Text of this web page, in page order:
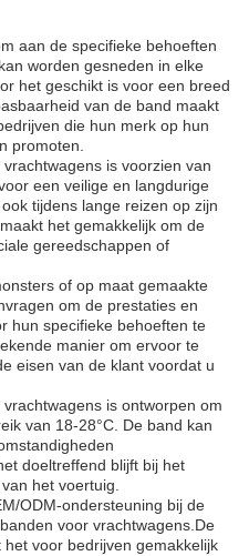
aan de specifieke behoeften
worden gesneden in elke
het geschikt is voor een breed
van de band maakt
die hun merk op hun
promoten.
is voorzien van
een veilige en langdurige
tijdens lange reizen op zijn
het gemakkelijk om de
gereedschappen of
of op maat gemaakte
om de prestaties en
hun specifieke behoeften te
manier om ervoor te
eisen van de klant voordat u
is ontworpen om
van 18-28°C. De band kan
doeltreffend blijft bij het
het voertuig.
ODM-ondersteuning bij de
voor vrachtwagens.De
voor bedrijven gemakkelijk